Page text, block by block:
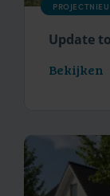
Update
Bekijken